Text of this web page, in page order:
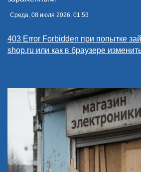
Среда, 08 июля 2026, 01:53
403 Error Forbidden при попытке
shop.ru или как в браузере